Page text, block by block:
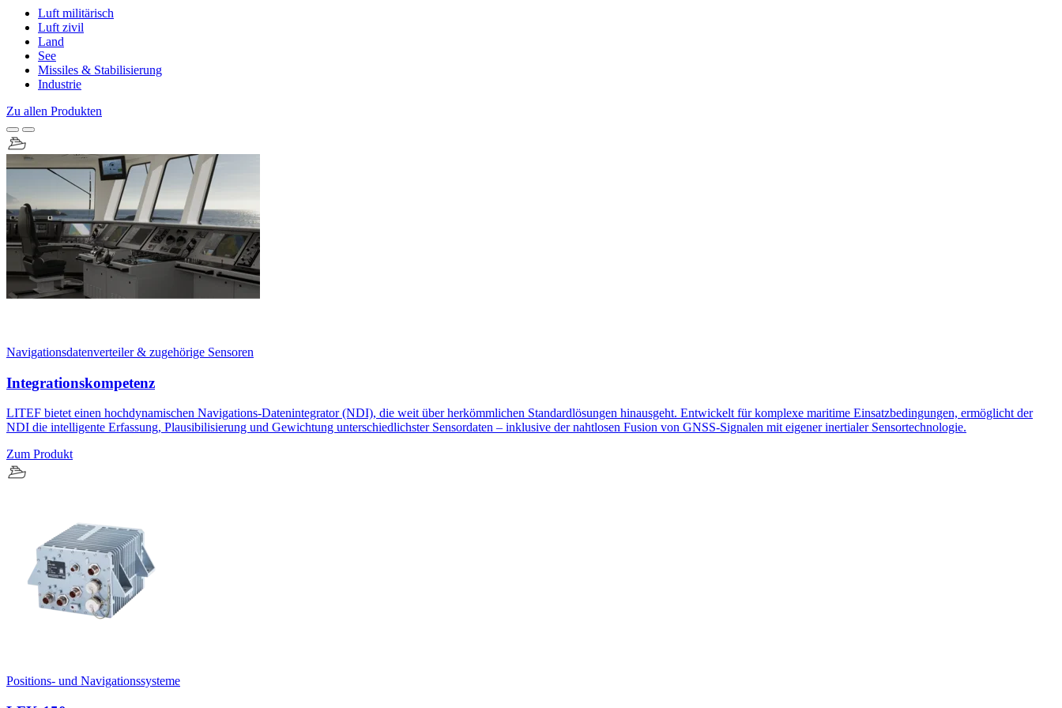
Luft militärisch
Luft zivil
Land
See
Missiles & Stabilisierung
Industrie
Zu allen Produkten
Navigationsdatenverteiler & zugehörige Sensoren
Integrationskompetenz
LITEF bietet einen hochdynamischen Navigations-Datenintegrator (NDI), die weit über herkömmlichen Standardlösungen hinausgeht. Entwickelt für komplexe maritime Einsatzbedingungen, ermöglicht der
NDI die intelligente Erfassung, Plausibilisierung und Gewichtung unterschiedlichster Sensordaten – inklusive der nahtlosen Fusion von GNSS-Signalen mit eigener inertialer Sensortechnologie.
Zum Produkt
Positions- und Navigationssysteme